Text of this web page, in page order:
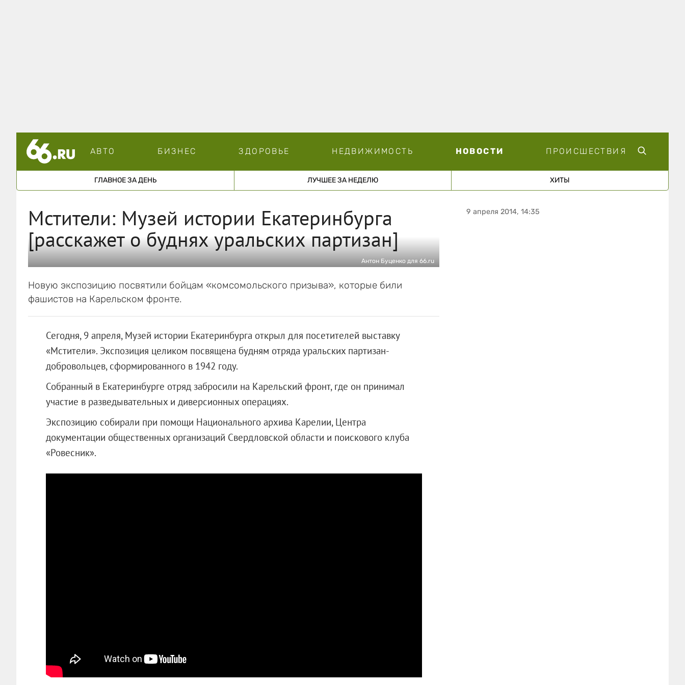
АВТО БИЗНЕС ЗДОРОВЬЕ НЕДВИЖИМОСТЬ НОВОСТИ ПРОИСШЕСТВИЯ
ГЛАВНОЕ ЗА ДЕНЬ ЛУЧШЕЕ ЗА НЕДЕЛЮ ХИТЫ
Мстители: Музей истории Екатеринбурга
[расскажет о буднях уральских партизан]
Антон Буценко для 66.ru
Новую экспозицию посвятили бойцам «комсомольского призыва», которые били
фашистов на Карельском фронте.
Сегодня, 9 апреля, Музей истории Екатеринбурга открыл для посетителей выставку
«Мстители». Экспозиция целиком посвящена будням отряда уральских партизан-
добровольцев, сформированного в 1942 году.
Собранный в Екатеринбурге отряд забросили на Карельский фронт, где он принимал
участие в разведывательных и диверсионных операциях.
Экспозицию собирали при помощи Национального архива Карелии, Центра
документации общественных организаций Свердловской области и поискового клуба
«Ровесник».
9 апреля 2014, 14:35